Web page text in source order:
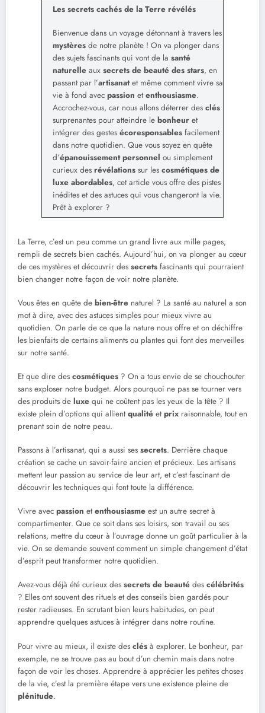
Les secrets cachés de la Terre révélés
Bienvenue dans un voyage détonnant à travers les
mystères de notre planète ! On va plonger dans
des sujets fascinants qui vont de la santé
naturelle aux secrets de beauté des stars, en
passant par l’artisanatet même comment vivre sa
vie à fond avec passion et enthousiasme.
Accrochez-vous, car nous allons déterrer des clés
surprenantes pour atteindre le bonheur et
intégrer des gestes écoresponsables facilement
dans notre quotidien. Que vous soyez en quête
d’épanouissement personnel ou simplement
curieux des révélations sur les cosmétiques de
luxe abordables, cet article vous offre des pistes
inédites et des astuces qui vous changeront la vie.
Prêt à explorer ?
La Terre, c’est un peu comme un grand livre aux mille pages,
rempli de secrets bien cachés. Aujourd’hui, on va plonger au cœur
de ces mystères et découvrir des secrets fascinants qui pourraient
bien changer notre façon de voir notre planète.
Vous êtes en quête de bien-être naturel ? La santé au naturel a son
mot à dire, avec des astuces simples pour mieux vivre au
quotidien. On parle de ce que la nature nous offre et on déchiffre
les bienfaits de certains aliments ou plantes qui font des merveilles
sur notre santé.
Et que dire des cosmétiques ? On a tous envie de se chouchouter
sans exploser notre budget. Alors pourquoi ne pas se tourner vers
des produits de luxe qui ne coûtent pas les yeux de la tête ? Il
existe plein d’options qui allientqualité etprix raisonnable, tout en
prenant soin de notre peau.
Passons à l’artisanat, qui a aussi ses secrets. Derrière chaque
création se cache un savoir-faire ancien et précieux. Les artisans
mettent leur passion au service de leur art, et c’est fascinant de
découvrir les techniques qui font toute la différence.
Vivre avec passion etenthousiasme est un autre secret à
compartimenter. Que ce soit dans ses loisirs, son travail ou ses
relations, mettre du cœur à l’ouvrage donne un goût particulier à la
vie. On se demande souvent comment un simple changement d’état
d’esprit peut transformer notre quotidien.
Avez-vous déjà été curieux des secrets de beauté des célébrités
? Elles ont souvent des rituels et des conseils bien gardés pour
rester radieuses. En scrutant bien leurs habitudes, on peut
apprendre quelques astuces à intégrer dans notre routine.
Pour vivre au mieux, il existe des clés à explorer. Le bonheur, par
exemple, ne se trouve pas au bout d’un chemin mais dans notre
façon de voir les choses. Apprendre à apprécier les petites choses
de la vie, c’est la première étape vers une existence pleine de
plénitude.